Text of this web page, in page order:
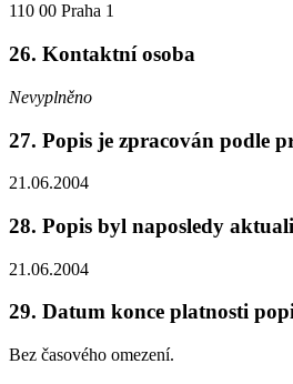
110 00 Praha 1
26. Kontaktní osoba
Nevyplněno
27. Popis je zpracován podle
21.06.2004
28. Popis byl naposledy
21.06.2004
29. Datum konce platnosti
Bez časového omezení.